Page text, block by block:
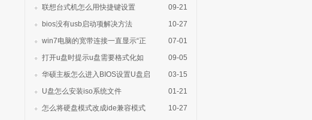
联想台式机怎么用快捷键设置
09-21
bios没有usb启动项解决方法
10-27
win7电脑的宽带连接一直显示“正
07-01
打开u盘时提示u盘需要格式化如
09-05
华硕主板怎么进入BIOS设置U盘启
03-15
U盘怎么安装iso系统文件
01-21
怎么将硬盘模式改成ide兼容模式
10-27